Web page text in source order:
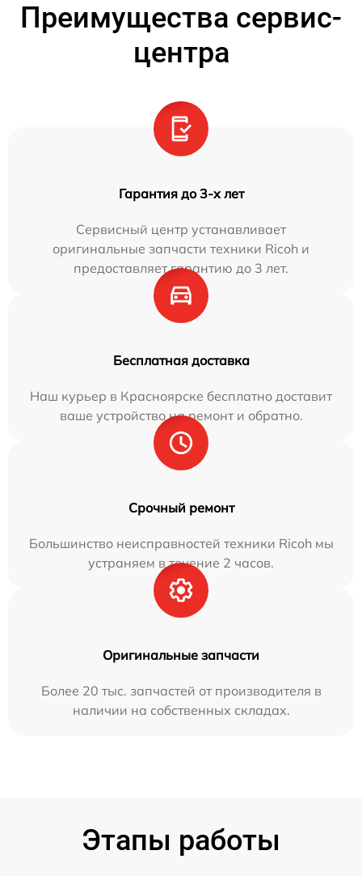
Преимущества сервис-
центра
Гарантия до 3-х лет
Сервисный центр устанавливает
оригинальные запчасти техники Ricoh и
предоставляет гарантию до 3 лет.
Бесплатная доставка
Наш курьер в Красноярске бесплатно доставит
ваше устройство на ремонт и обратно.
Срочный ремонт
Большинство неисправностей техники Ricoh мы
устраняем в течение 2 часов.
Оригинальные запчасти
Более 20 тыс. запчастей от производителя в
наличии на собственных складах.
Этапы работы